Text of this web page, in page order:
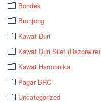
Bondek
Bronjong
Kawat Duri
Kawat Duri Silet (Razorwire)
Kawat Harmonika
Pagar BRC
Uncategorized